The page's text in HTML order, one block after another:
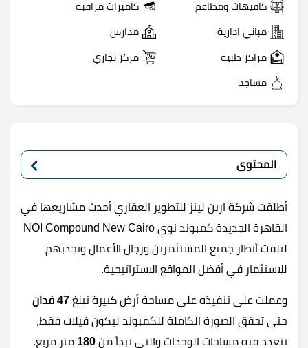
كافيهات ومطاعم كاميرات مراقبة
مباني ادارية مدارس
مراكز طبية مركز تجاري
مساجد
المحتوى
أطلقت شركة اربن لينز للتطوير العقاري أحدث مشاريعها في
القاهرة الجديدة كمبوند نوي NOI Compound New Cairo
ليلفت أنظار جميع المستثمرين ورجال الأعمال ويجذبهم
للاستثمار في أفضل المواقع الاستراتيجية.
وعملت على تنفيذه على مساحة أرض كبيرة تبلغ
حتى تحقق الصورة الكاملة للكمبوند ليكون فيلات فقط،
تتعدد فيه مساحات الوحدات والتي تبدأ من 180 متر مربع.